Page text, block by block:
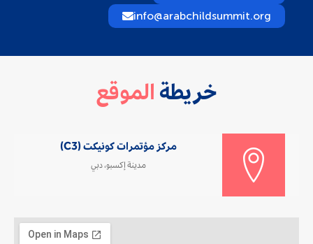
info@arabchildsummit.org
خريطة الموقع
مركز مؤتمرات كونيكت (C3)
مدينة إكسبو، دبي